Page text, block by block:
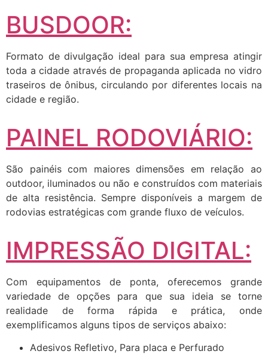
BUSDOOR:
Formato de divulgação ideal para sua empresa atingir
toda a cidade através de propaganda aplicada no vidro
traseiros de ônibus, circulando por diferentes locais na
cidade e região.
PAINEL RODOVIÁRIO:
São painéis com maiores dimensões em relação ao
outdoor, iluminados ou não e construídos com materiais
de alta resistência. Sempre disponíveis a margem de
rodovias estratégicas com grande fluxo de veículos.
IMPRESSÃO DIGITAL:
Com equipamentos de ponta, oferecemos grande
variedade de opções para que sua ideia se torne
realidade de forma rápida e prática, onde
exemplificamos alguns tipos de serviços abaixo:
Adesivos Refletivo, Para placa e Perfurado